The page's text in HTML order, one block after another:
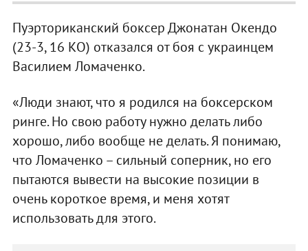
Пуэрториканский боксер Джонатан Окендо
(23-3, 16 КО) отказался от боя с украинцем
Василием Ломаченко.
«Люди знают, что я родился на боксерском
ринге. Но свою работу нужно делать либо
хорошо, либо вообще не делать. Я понимаю,
что Ломаченко – сильный соперник, но его
пытаются вывести на высокие позиции в
очень короткое время, и меня хотят
использовать для этого.